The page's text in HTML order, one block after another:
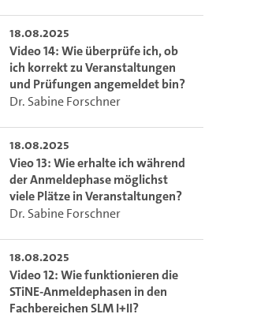
18.08.2025
Video 14: Wie überprüfe ich, ob
ich korrekt zu Veranstaltungen
und Prüfungen angemeldet bin?
Dr. Sabine Forschner
18.08.2025
Vieo 13: Wie erhalte ich während
der Anmeldephase möglichst
viele Plätze in Veranstaltungen?
Dr. Sabine Forschner
18.08.2025
Video 12: Wie funktionieren die
STiNE-Anmeldephasen in den
Fachbereichen SLM I+II?